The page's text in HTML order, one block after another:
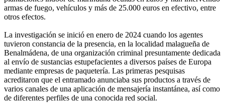
armas de fuego, vehículos y más de 25.000 euros en efectivo, entre
otros efectos.
La investigación se inició en enero de 2024 cuando los agentes
tuvieron constancia de la presencia, en la localidad malagueña de
Benalmádena, de una organización criminal presuntamente dedicada
al envío de sustancias estupefacientes a diversos países de Europa
mediante empresas de paquetería. Las primeras pesquisas
acreditaron que el entramado anunciaba sus productos a través de
varios canales de una aplicación de mensajería instantánea, así como
de diferentes perfiles de una conocida red social.